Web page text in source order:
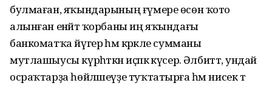
булмаған, яҡындарының ғүмере өсөн ҡото
алынған енәйәт ҡорбаны иң яҡындағы
банкоматҡа йүгерә һәм кәрәкле сумманы
мутлашыусы күрһәткән иҫәпкә күсерә. Әлбиттә, ундай
осраҡтарҙа һөйләшеүҙе туҡтатырға һәм нисек тә